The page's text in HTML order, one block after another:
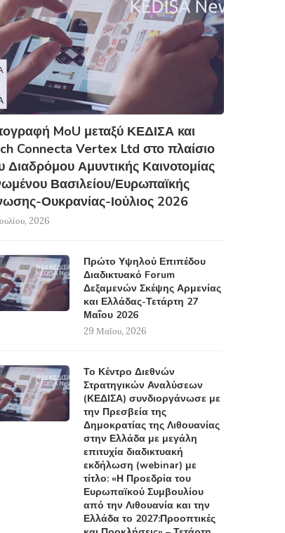
στο Πακιστάν-
65 νεκροί από
καμικάζι σε...
28 Μαρτίου, 2016
Κρίσιμη η βελτίωση
ανταλλαγής
24 Μαρτίου, 2016
MoU μεταξύ ΚΕΔΙΣΑ και
Connecta Vertex Ltd στο πλαίσιο
Διαδρόμου Αμυντικής Καινοτομίας
Βασιλείου/Ευρωπαϊκής
Ουκρανίας-Ιούλιος 2026
2026
Πρώτο Υψηλού Επιπέδου
Διαδικτυακό Forum
Δεξαμενών Σκέψης Αρμενίας
και Ελλάδας-Τετάρτη 27
Μαΐου 2026
29 Μαΐου, 2026
Το Κέντρο Διεθνών
Στρατηγικών Αναλύσεων
(ΚΕΔΙΣΑ) συνδιοργάνωσε με
την Πρεσβεία της
Δημοκρατίας της Λιθουανίας
στην Ελλάδα με μεγάλη
επιτυχία διαδικτυακή
εκδήλωση (webinar) με
τίτλο: «Η Προεδρία του
Ευρωπαϊκού Συμβουλίου
από την Λιθουανία και την
Ελλάδα το 2027:Προοπτικές